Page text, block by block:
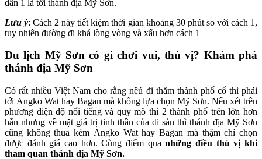
dẫn 1 là tới thánh địa Mỹ Sơn.
Lưu ý: Cách 2 này tiết kiệm thời gian khoảng 30 phút so với cách 1,
tuy nhiên đường đi khá lòng vòng và xấu hơn cách 1
Du lịch Mỹ Sơn có gì chơi vui, thú vị? Khám phá
thánh địa Mỹ Sơn
Có rất nhiều Việt Nam cho rằng nêú đi thăm thành phố cổ thì phải
tới Angko Wat hay Bagan mà không lựa chọn Mỹ Sơn. Nếu xét trên
phương diện độ nổi tiếng và quy mô thì 2 thành phố trên lớn hơn
hẳn nhưng về mặt giá trị tinh thần của di sản thì thánh địa Mỹ Sơn
cũng không thua kém Angko Wat hay Bagan mà thậm chí chọn
được đánh giá cao hơn. Cùng điểm quanhững điều thú vị khi
tham quan thánh địa Mỹ Sơn.